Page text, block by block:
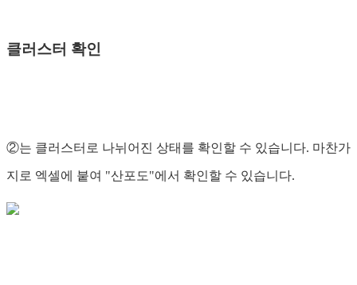
클러스터 확인
②는 클러스터로 나뉘어진 상태를 확인할 수 있습니다. 마찬가
지로 엑셀에 붙여 "산포도"에서 확인할 수 있습니다.